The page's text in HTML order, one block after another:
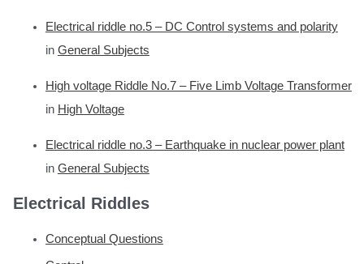
Electrical riddle no.5 – DC Control systems and polarity
in General Subjects
High voltage Riddle No.7 – Five Limb Voltage Transformer
in High Voltage
Electrical riddle no.3 – Earthquake in nuclear power plant
in General Subjects
Electrical Riddles
Conceptual Questions